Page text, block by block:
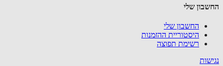
החשבון שלי
החשבון שלי
היסטוריית ההזמנות
רשימת תפוצה
נגישות